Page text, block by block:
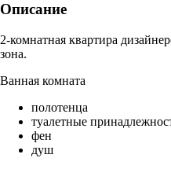
Описание
2-комнатная квартира
зона.
Ванная комната
полотенца
туалетные
фен
душ